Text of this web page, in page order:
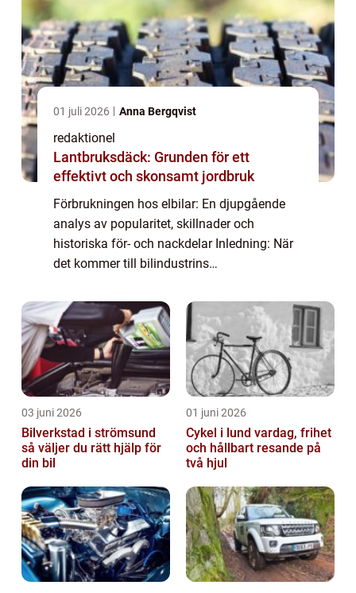
01 juli 2026 Anna Bergqvist
redaktionel
Lantbruksdäck: Grunden för ett
effektivt och skonsamt jordbruk
Förbrukningen hos elbilar: En djupgående
analys av popularitet, skillnader och
historiska för- och nackdelar Inledning: När
det kommer till bilindustrins
alltmer populär lösning för både
miljömedvetna biläg...
03 juni 2026
Bilverkstad i strömsund
så väljer du rätt hjälp för
din bil
01 juni 2026
Cykel i lund vardag, frihet
och hållbart resande på
två hjul